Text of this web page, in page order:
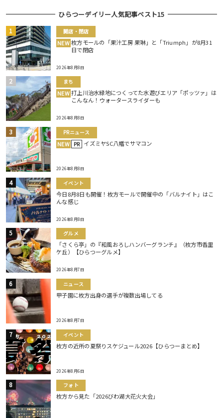
ひらつーデイリー人気記事ベスト15
開店・閉店
NEW 枚方モールの「果汁工房 果琳」と「Triumph」が8月31
日で閉店
2026年8月8日
まち
NEW 打上川治水緑地につくってた水遊びエリア「ポッツァ」は
こんなん！ウォータースライダーも
2026年8月8日
PRニュース
NEW PR イズミヤSC八幡でサマコン
2026年8月8日
イベント
今日8月8日も開催！枚方モールで開催中の「バルナイト」はこ
んな感じ
2026年8月8日
グルメ
「さくら亭」の『和風おろしハンバーグランチ』（枚方市香里
ケ丘）【ひらつーグルメ】
2026年8月7日
ニュース
甲子園に枚方出身の選手が複数出場してる
2026年8月7日
イベント
枚方の近所の夏祭りスケジュール2026【ひらつーまとめ】
2026年8月6日
フォト
枚方から見た「2026びわ湖大花火大会」